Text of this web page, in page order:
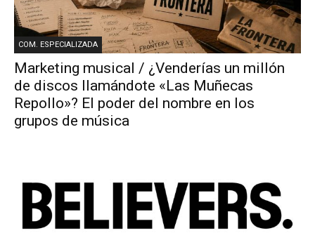
COM. ESPECIALIZADA
Marketing musical / ¿Venderías un millón
de discos llamándote «Las Muñecas
Repollo»? El poder del nombre en los
grupos de música